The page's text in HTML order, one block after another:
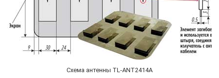
Схема антенны TL-ANT2414A